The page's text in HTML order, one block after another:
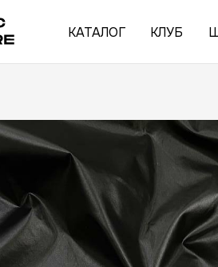
КАТАЛОГ КЛУБ